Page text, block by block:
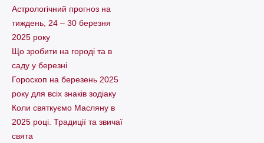
Астрологічний прогноз на
тиждень, 24 – 30 березня
2025 року
Що зробити на городі та в
саду у березні
Гороскоп на березень 2025
року для всіх знаків зодіаку
Коли святкуємо Масляну в
2025 році. Традиції та звичаї
свята